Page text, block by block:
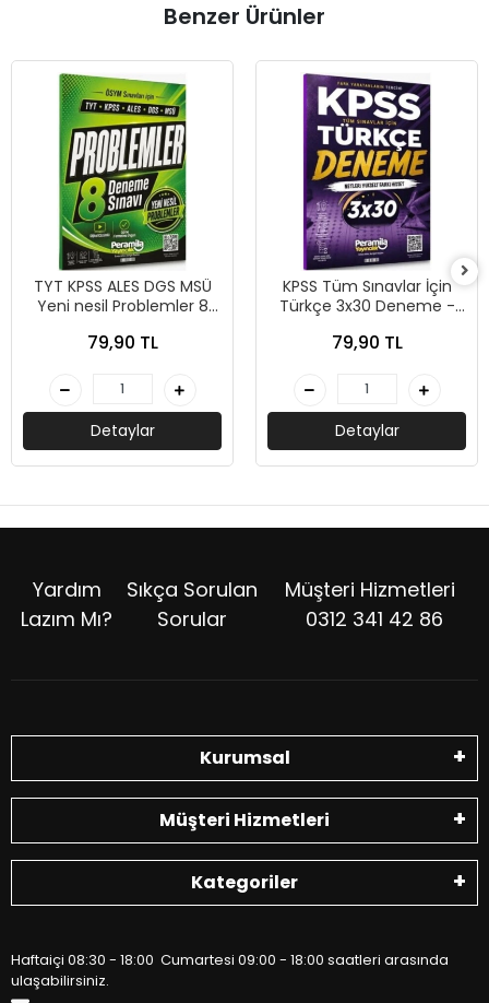
Benzer Ürünler
TYT KPSS ALES DGS MSÜ
Yeni nesil Problemler 8
Yayıncılık
79,90 TL
Detaylar
KPSS Tüm Sınavlar İçin
Türkçe 3x30 Deneme -
79,90 TL
Detaylar
Yardım
Lazım Mı?
Sıkça Sorulan
Sorular
Müşteri Hizmetleri
0312 341 42 86
Kurumsal
Müşteri Hizmetleri
Kategoriler
Haftaiçi 08:30 - 18:00 Cumartesi 09:00 - 18:00 saatleri arasında
ulaşabilirsiniz.